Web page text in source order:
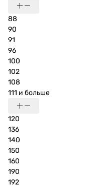
88
90
91
96
100
102
108
111 и больше
120
136
140
150
160
190
192